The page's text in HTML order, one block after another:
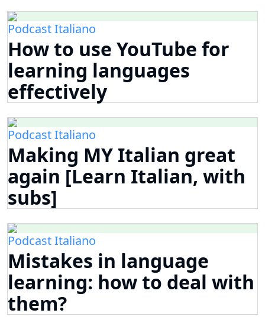
Podcast Italiano
How to use YouTube for
learning languages
effectively
Podcast Italiano
Making MY Italian great
again [Learn Italian, with
subs]
Podcast Italiano
Mistakes in language
learning: how to deal with
them?